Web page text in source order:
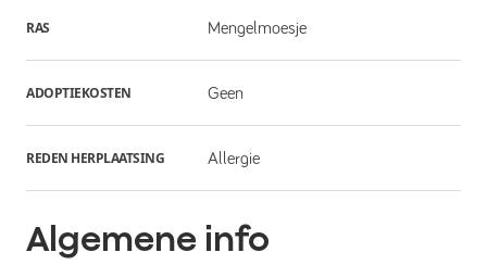
RAS Mengelmoesje
ADOPTIEKOSTEN Geen
REDEN HERPLAATSING Allergie
Algemene info